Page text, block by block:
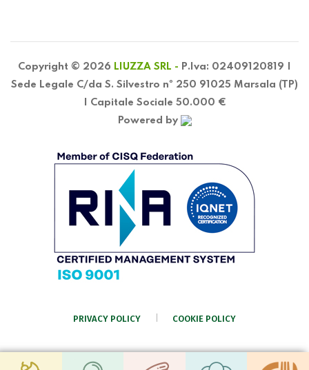
Copyright © 2026 LIUZZA SRL - P.Iva: 02409120819 |
Sede Legale C/da S. Silvestro nº 250 91025 Marsala (TP)
| Capitale Sociale 50.000 €
Powered by
PRIVACY POLICY COOKIE POLICY